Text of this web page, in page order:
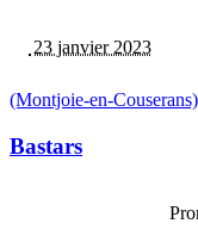
23 janvier 2023
(Montjoie-en-Couserans)
Bastars